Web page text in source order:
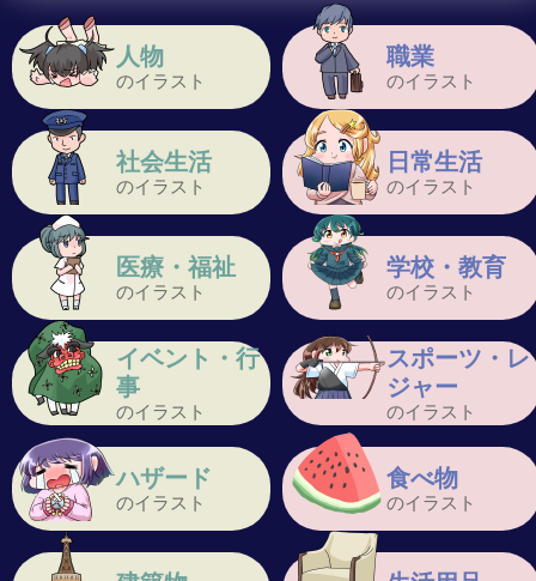
人物
のイラスト
職業
のイラスト
社会生活
のイラスト
日常生活
のイラスト
医療・福祉
のイラスト
学校・教育
のイラスト
イベント・行
事
のイラスト
スポーツ・レ
ジャー
のイラスト
ハザード
のイラスト
食べ物
のイラスト